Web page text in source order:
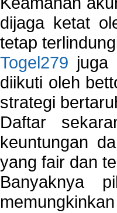
dijaga ketat
tetap
Togel279 juga
diikuti oleh
strategi
Daftar
keuntungan
yang fair dan
Banyaknya